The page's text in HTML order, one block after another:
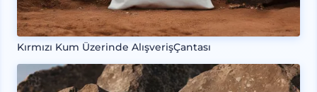
Kırmızı Kum Üzerinde AlışverişÇantası